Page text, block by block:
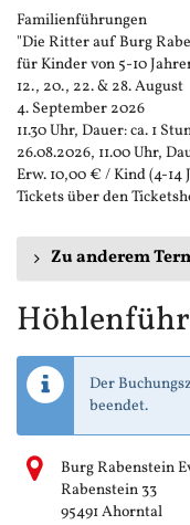
Familienführungen
"Die Ritter auf Burg
für Kinder von 5-10
12., 20., 22. & 28. August
4. September 2026
11.30 Uhr, Dauer: ca. 1
26.08.2026, 11.00 Uhr,
Erw. 10,00 € / Kind (4-14
Tickets über den
Zu anderem
Der
beendet.
Burg Rabenstein
Rabenstein 33
95491 Ahorntal